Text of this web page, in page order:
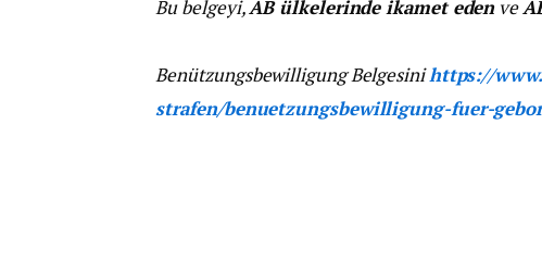
Bu belgeyi,AB ülkelerinde ikamet edenve
Benützungsbewilligung Belgesinihttps://
strafen/benuetzungsbewilligung-fuer-